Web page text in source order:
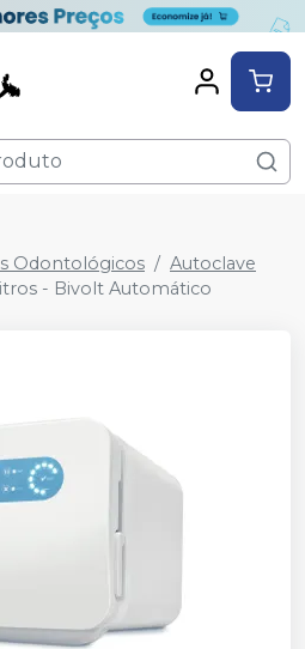
Odontológicos
Autoclave
- Bivolt Automático